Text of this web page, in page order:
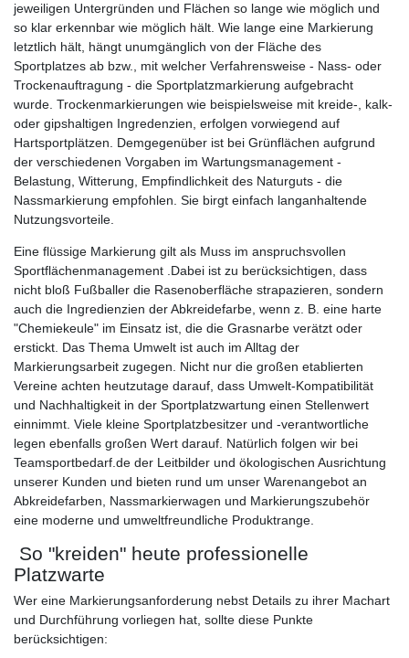
jeweiligen Untergründen und Flächen so lange wie möglich und
so klar erkennbar wie möglich hält. Wie lange eine Markierung
letztlich hält, hängt unumgänglich von der Fläche des
Sportplatzes ab bzw., mit welcher Verfahrensweise - Nass- oder
Trockenauftragung - die Sportplatzmarkierung aufgebracht
wurde. Trockenmarkierungen wie beispielsweise mit kreide-, kalk-
oder gipshaltigen Ingredenzien, erfolgen vorwiegend auf
Hartsportplätzen. Demgegenüber ist bei Grünflächen aufgrund
der verschiedenen Vorgaben im Wartungsmanagement -
Belastung, Witterung, Empfindlichkeit des Naturguts - die
Nassmarkierung empfohlen. Sie birgt einfach langanhaltende
Nutzungsvorteile.
Eine flüssige Markierung gilt als Muss im anspruchsvollen
Sportflächenmanagement .Dabei ist zu berücksichtigen, dass
nicht bloß Fußballer die Rasenoberfläche strapazieren, sondern
auch die Ingredienzien der Abkreidefarbe, wenn z. B. eine harte
"Chemiekeule" im Einsatz ist, die die Grasnarbe verätzt oder
erstickt. Das Thema Umwelt ist auch im Alltag der
Markierungsarbeit zugegen. Nicht nur die großen etablierten
Vereine achten heutzutage darauf, dass Umwelt-Kompatibilität
und Nachhaltigkeit in der Sportplatzwartung einen Stellenwert
einnimmt. Viele kleine Sportplatzbesitzer und -verantwortliche
legen ebenfalls großen Wert darauf. Natürlich folgen wir bei
Teamsportbedarf.de der Leitbilder und ökologischen Ausrichtung
unserer Kunden und bieten rund um unser Warenangebot an
Abkreidefarben, Nassmarkierwagen und Markierungszubehör
eine moderne und umweltfreundliche Produktrange.
So "kreiden" heute professionelle
Platzwarte
Wer eine Markierungsanforderung nebst Details zu ihrer Machart
und Durchführung vorliegen hat, sollte diese Punkte
berücksichtigen: